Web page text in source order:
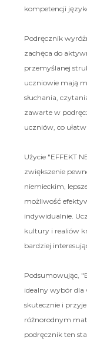
kompetencji
Podręcznik
zachęca do
przemyślanej
uczniowie mają
słuchania,
zawarte w
uczniów, co
Użycie "EFFEKT
zwiększenie
niemieckim,
możliwość
indywidualnie.
kultury i realiów
bardziej
Podsumowując,
idealny wybór
skutecznie i
różnorodnym
podręcznik ten